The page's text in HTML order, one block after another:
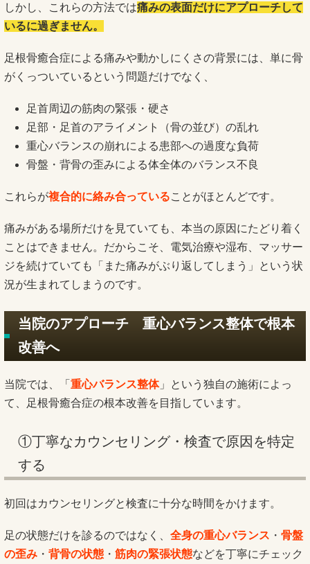
しかし、これらの方法では痛みの表面だけにアプローチして
いるに過ぎません。
足根骨癒合症による痛みや動かしにくさの背景には、単に骨
がくっついているという問題だけでなく、
足首周辺の筋肉の緊張・硬さ
足部・足首のアライメント（骨の並び）の乱れ
重心バランスの崩れによる患部への過度な負荷
骨盤・背骨の歪みによる体全体のバランス不良
これらが複合的に絡み合っていることがほとんどです。
痛みがある場所だけを見ていても、本当の原因にたどり着く
ことはできません。だからこそ、電気治療や湿布、マッサー
ジを続けていても「また痛みがぶり返してしまう」という状
況が生まれてしまうのです。
当院のアプローチ 重心バランス整体で根本
改善へ
当院では、「 重心バランス整体」という独自の施術によっ
て、足根骨癒合症の根本改善を目指しています。
①丁寧なカウンセリング・検査で原因を特定
する
初回はカウンセリングと検査に十分な時間をかけます。
足の状態だけを診るのではなく、 全身の重心バランス ・ 骨盤
の歪み ・ 背骨の状態 ・ 筋肉の緊張状態などを丁寧にチェック